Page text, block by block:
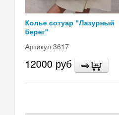
Колье сотуар "Лазурный
берег"
Артикул 3617
12000 руб